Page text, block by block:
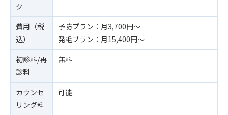
ク
費用（税
込）
予防プラン：月3,700円〜
発毛プラン：月15,400円〜
初診料/再
診料
無料
カウンセ
リング料
可能